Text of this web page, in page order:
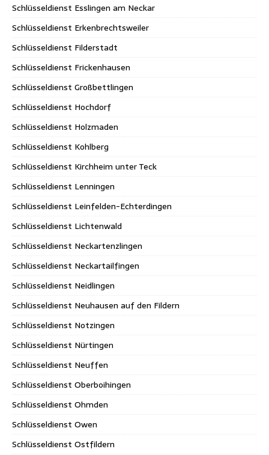
Schlüsseldienst Esslingen am Neckar
Schlüsseldienst Erkenbrechtsweiler
Schlüsseldienst Filderstadt
Schlüsseldienst Frickenhausen
Schlüsseldienst Großbettlingen
Schlüsseldienst Hochdorf
Schlüsseldienst Holzmaden
Schlüsseldienst Kohlberg
Schlüsseldienst Kirchheim unter Teck
Schlüsseldienst Lenningen
Schlüsseldienst Leinfelden-Echterdingen
Schlüsseldienst Lichtenwald
Schlüsseldienst Neckartenzlingen
Schlüsseldienst Neckartailfingen
Schlüsseldienst Neidlingen
Schlüsseldienst Neuhausen auf den Fildern
Schlüsseldienst Notzingen
Schlüsseldienst Nürtingen
Schlüsseldienst Neuffen
Schlüsseldienst Oberboihingen
Schlüsseldienst Ohmden
Schlüsseldienst Owen
Schlüsseldienst Ostfildern